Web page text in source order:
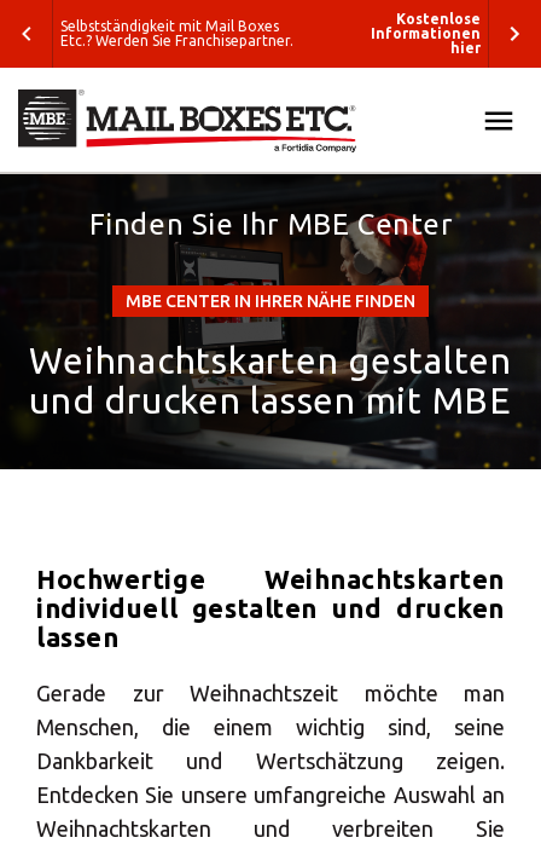
Selbstständigkeit mit Mail Boxes
Etc.? Werden Sie Franchisepartner.
Kostenlose
Informationen
hier
VERPACKUNG & VERSAND
E-COMMERCE & LOGISTIK
GRAFIK & DRUCK
ETC.
SUCHEN
LÖSUNGEN
Was wollen Sie
verschicken?
Wohin wollen
Sie versenden?
Verpackungslösungen
LÖSUNGEN
Logistiklösungen
E-Commerce
LÖSUNGEN
Drucklösungen
Finden Sie Ihr MBE Center
MBE CENTER IN IHRER NÄHE FINDEN
Weihnachtskarten gestalten
und drucken lassen mit MBE
Hochwertige Weihnachtskarten
individuell gestalten und drucken
lassen
Gerade zur Weihnachtszeit möchte man
Menschen, die einem wichtig sind, seine
Dankbarkeit und Wertschätzung zeigen.
Entdecken Sie unsere umfangreiche Auswahl an
Weihnachtskarten und verbreiten Sie